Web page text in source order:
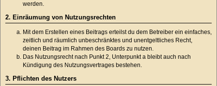
werden.
2. Einräumung von Nutzungsrechten
Mit dem Erstellen eines Beitrags erteilst du dem Betreiber ein einfaches,
zeitlich und räumlich unbeschränktes und unentgeltliches Recht,
deinen Beitrag im Rahmen des Boards zu nutzen.
Das Nutzungsrecht nach Punkt 2, Unterpunkt a bleibt auch nach
Kündigung des Nutzungsvertrages bestehen.
3. Pflichten des Nutzers